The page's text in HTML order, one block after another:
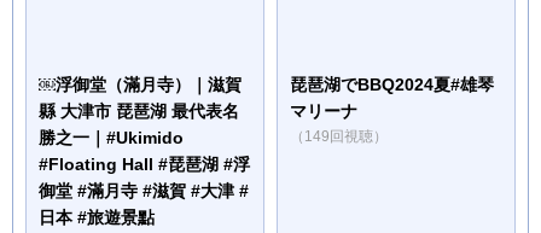
￼浮御堂（滿月寺）｜滋賀
縣 大津市 琵琶湖 最代表名
勝之一｜#Ukimido
#Floating Hall #琵琶湖 #浮
御堂 #滿月寺 #滋賀 #大津 #
日本 #旅遊景點
琵琶湖でBBQ2024夏#雄琴
マリーナ
（149回視聴）